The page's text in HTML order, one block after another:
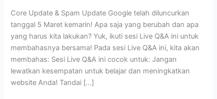
Core Update & Spam Update Google telah diluncurkan
tanggal 5 Maret kemarin! Apa saja yang berubah dan apa
yang harus kita lakukan? Yuk, ikuti sesi Live Q&A ini untuk
membahasnya bersama! Pada sesi Live Q&A ini, kita akan
membahas: Sesi Live Q&A ini cocok untuk: Jangan
lewatkan kesempatan untuk belajar dan meningkatkan
website Anda! Tandai […]